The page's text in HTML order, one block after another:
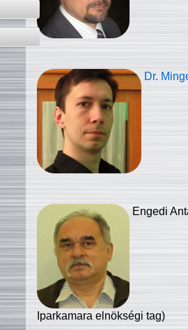
Dr.
Engedi
Iparkamara elnökségi tag)